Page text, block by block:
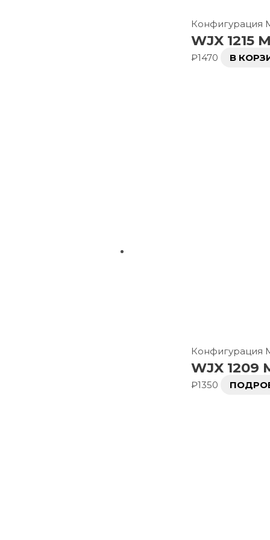
Конфигурация
WJX 1215
₽1470 В
Конфигурация
WJX 1209
₽1350